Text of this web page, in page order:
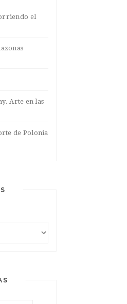
el
Arte en las
de Polonia